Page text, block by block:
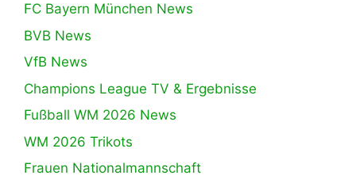
FC Bayern München News
BVB News
VfB News
Champions League TV & Ergebnisse
Fußball WM 2026 News
WM 2026 Trikots
Frauen Nationalmannschaft